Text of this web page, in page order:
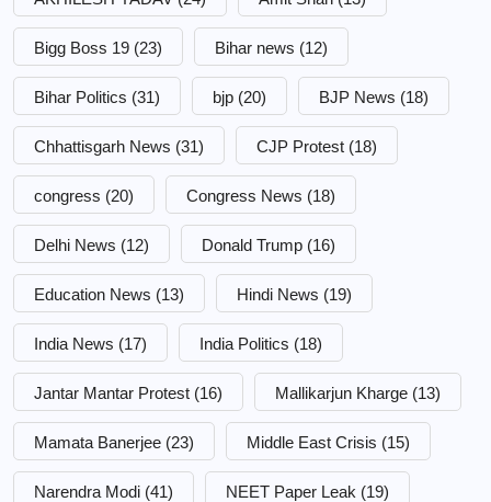
Bigg Boss 19 (23) Bihar news (12)
Bihar Politics (31) bjp (20) BJP News (18)
Chhattisgarh News (31) CJP Protest (18)
congress (20) Congress News (18)
Delhi News (12) Donald Trump (16)
Education News (13) Hindi News (19)
India News (17) India Politics (18)
Jantar Mantar Protest (16) Mallikarjun Kharge (13)
Mamata Banerjee (23) Middle East Crisis (15)
Narendra Modi (41) NEET Paper Leak (19)